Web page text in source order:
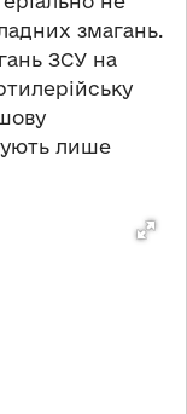
змагань.
ЗСУ на
лише